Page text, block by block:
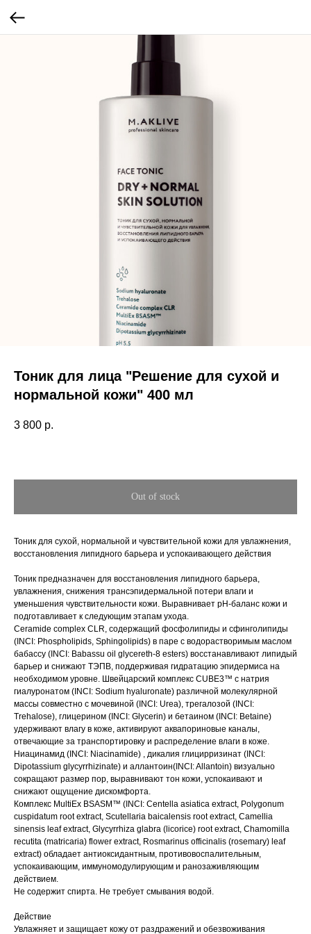
Тоник для лица "Решение для сухой и
нормальной кожи" 400 мл
3 800 р.
Out of stock
Тоник для сухой, нормальной и чувствительной кожи для увлажнения,
восстановления липидного барьера и успокаивающего действия
Тоник предназначен для восстановления липидного барьера,
увлажнения, снижения трансэпидермальной потери влаги и
уменьшения чувствительности кожи. Выравнивает pH-баланс кожи и
подготавливает к следующим этапам ухода.
Ceramide complex CLR, содержащий фосфолипиды и сфинголипиды
(INCI: Phospholipids, Sphingolipids) в паре с водорастворимым маслом
бабассу (INCI: Babassu oil glycereth-8 esters) восстанавливают липидый
барьер и снижают ТЭПВ, поддерживая гидратацию эпидермиса на
необходимом уровне. Швейцарский комплекс CUBE3™ с натрия
гиалуронатом (INCI: Sodium hyaluronate) различной молекулярной
массы совместно с мочевиной (INCI: Urea), трегалозой (INCI:
Trehalose), глицерином (INCI: Glycerin) и бетаином (INCI: Betaine)
удерживают влагу в коже, активируют аквапориновые каналы,
отвечающие за транспортировку и распределение влаги в коже.
Ниацинамид (INCI: Niacinamide) , дикалия глицирризинат (INCI:
Dipotassium glycyrrhizinate) и аллантоин(INCI: Allantoin) визуально
сокращают размер пор, выравнивают тон кожи, успокаивают и
снижают ощущение дискомфорта.
Комплекс MultiEx BSASM™ (INCI: Centella asiatica extract, Polygonum
cuspidatum root extract, Scutellaria baicalensis root extract, Camellia
sinensis leaf extract, Glycyrrhiza glabra (licorice) root extract, Chamomilla
recutita (matricaria) flower extract, Rosmarinus officinalis (rosemary) leaf
extract) обладает антиоксидантным, противовоспалительным,
успокаивающим, иммуномодулирующим и ранозаживляющим
действием.
Не содержит спирта. Не требует смывания водой.
Действие
Увлажняет и защищает кожу от раздражений и обезвоживания